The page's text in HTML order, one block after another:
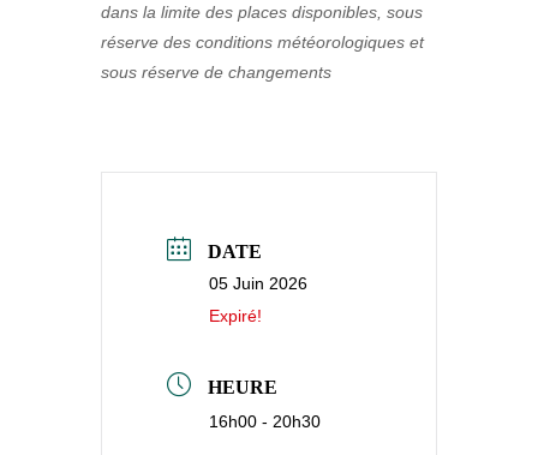
dans la limite des places disponibles, sous
réserve des conditions météorologiques et
sous réserve de changements
DATE
05 Juin 2026
Expiré!
HEURE
16h00 - 20h30